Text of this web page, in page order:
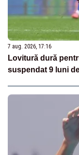
7 aug. 2026, 17:16
Lovitură dură
suspendat 9 luni